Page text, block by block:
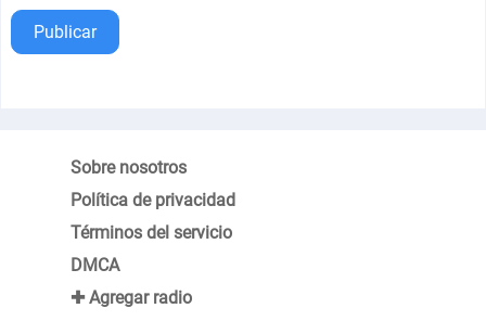
Publicar
Sobre nosotros
Política de privacidad
Términos del servicio
DMCA
✚ Agregar radio